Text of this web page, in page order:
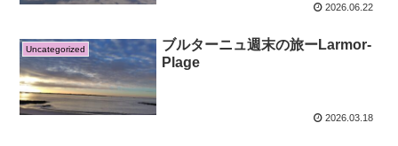
2026.06.22
Uncategorized
ブルターニュ週末の旅ーLarmor-
Plage
2026.03.18